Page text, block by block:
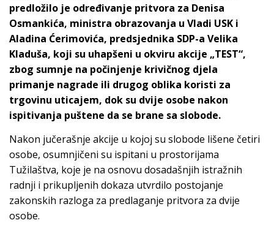
predložilo je određivanje pritvora za Denisa
Osmankića, ministra obrazovanja u Vladi USK i
Aladina Ćerimovića, predsjednika SDP-a Velika
Kladuša, koji su uhapšeni u okviru akcije „TEST“,
zbog sumnje na počinjenje krivičnog djela
primanje nagrade ili drugog oblika koristi za
trgovinu uticajem, dok su dvije osobe nakon
ispitivanja puštene da se brane sa slobode.
Nakon jučerašnje akcije u kojoj su slobode lišene četiri
osobe, osumnjičeni su ispitani u prostorijama
Tužilaštva, koje je na osnovu dosadašnjih istražnih
radnji i prikupljenih dokaza utvrdilo postojanje
zakonskih razloga za predlaganje pritvora za dvije
osobe.